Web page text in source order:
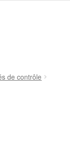
de contrôle